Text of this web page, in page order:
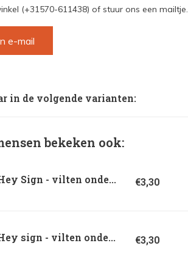
(+31570-611438) of stuur ons een mailtje.
e-mail
in de volgende varianten:
bekeken ook:
Sign - vilten onde... €3,30
sign - vilten onde... €3,30